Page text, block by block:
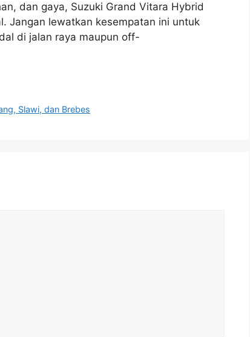
dan gaya, Suzuki Grand Vitara Hybrid
Jangan lewatkan kesempatan ini untuk
di jalan raya maupun off-
Slawi, dan Brebes